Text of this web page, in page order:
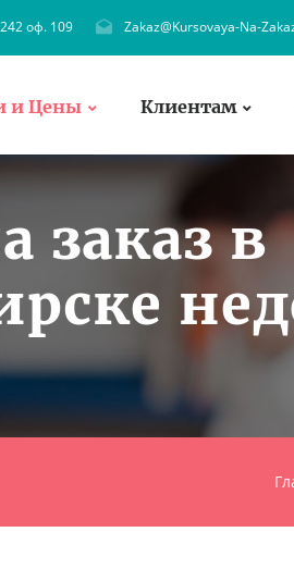
оф. 109 Zakaz@Kursovaya-Na-
и Цены Клиентам
заказ в